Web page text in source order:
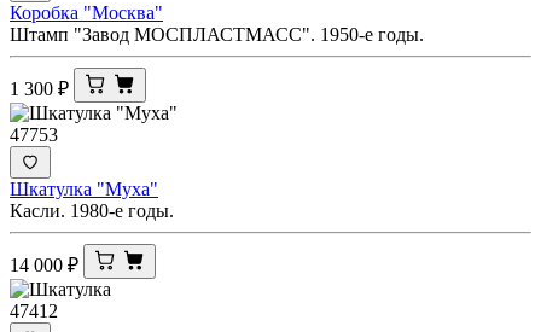
Коробка "Москва"
Штамп "Завод МОСПЛАСТМАСС". 1950-е годы.
1 300 ₽
47753
Шкатулка "Муха"
Касли. 1980-е годы.
14 000 ₽
47412